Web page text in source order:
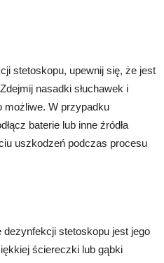
stetoskopu, upewnij się, że jest
nasadki słuchawek i
możliwe. W przypadku
baterie lub inne źródła
uszkodzeń podczas procesu
stetoskopu jest jego
ściereczki lub gąbki